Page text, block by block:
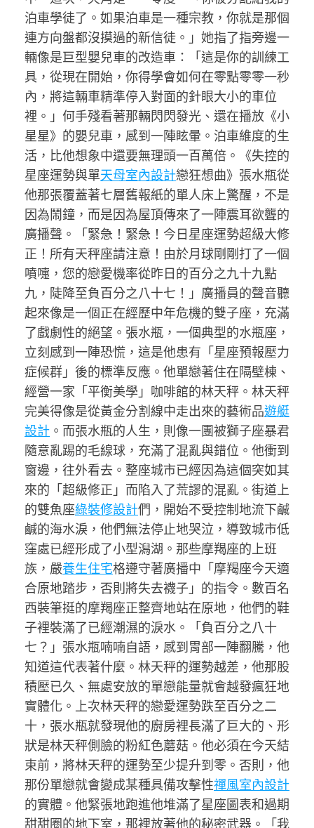
泊車學徒了。如果泊車是一種宗教，你就是那個
連方向盤都沒摸過的新信徒。」她指了指旁邊一
輛像是巨型嬰兒車的改造車：「這是你的訓練工
具，從現在開始，你得學會如何在零點零零一秒
內，將這輛車精準停入對面的針眼大小的車位
裡。」何手殘看著那輛閃閃發光、還在播放《小
星星》的嬰兒車，感到一陣眩暈。泊車維度的生
活，比他想象中還要無理頭一百萬倍。《失控的
星座運勢與單天母室內設計戀狂想曲》張水瓶從
他那張覆蓋著七層舊報紙的單人床上驚醒，不是
因為鬧鐘，而是因為屋頂傳來了一陣震耳欲聾的
廣播聲。「緊急！緊急！今日星座運勢超級大修
正！所有天秤座請注意！由於月球剛剛打了一個
噴嚏，您的戀愛機率從昨日的百分之九十九點
九，陡降至負百分之八十七！」廣播員的聲音聽
起來像是一個正在經歷中年危機的雙子座，充滿
了戲劇性的絕望。張水瓶，一個典型的水瓶座，
立刻感到一陣恐慌，這是他患有「星座預報壓力
症候群」後的標準反應。他單戀著住在隔壁棟、
經營一家「平衡美學」咖啡館的林天秤。林天秤
完美得像是從黃金分割線中走出來的藝術品遊艇
設計 。而張水瓶的人生，則像一團被獅子座暴君
隨意亂踢的毛線球，充滿了混亂與錯位。他衝到
窗邊，往外看去。整座城市已經因為這個突如其
來的「超級修正」而陷入了荒謬的混亂。街道上
的雙魚座綠裝修設計們，開始不受控制地流下鹹
鹹的海水淚，他們無法停止地哭泣，導致城市低
窪處已經形成了小型潟湖。那些摩羯座的上班
族，嚴養生住宅格遵守著廣播中「摩羯座今天適
合原地踏步，否則將失去襪子」的指令。數百名
西裝筆挺的摩羯座正整齊地站在原地，他們的鞋
子裡裝滿了已經潮濕的淚水。「負百分之八十
七？」張水瓶喃喃自語，感到胃部一陣翻騰，他
知道這代表著什麼。林天秤的運勢越差，他那股
積壓已久、無處安放的單戀能量就會越發瘋狂地
實體化。上次林天秤的戀愛運勢跌至百分之二
十，張水瓶就發現他的廚房裡長滿了巨大的、形
狀是林天秤側臉的粉紅色蘑菇。他必須在今天結
束前，將林天秤的運勢至少提升到零。否則，他
那份單戀就會變成某種具備攻擊性禪風室內設計
的實體。他緊張地跑進他堆滿了星座圖表和過期
甜甜圈的地下室，那裡放著他的秘密武器。「我